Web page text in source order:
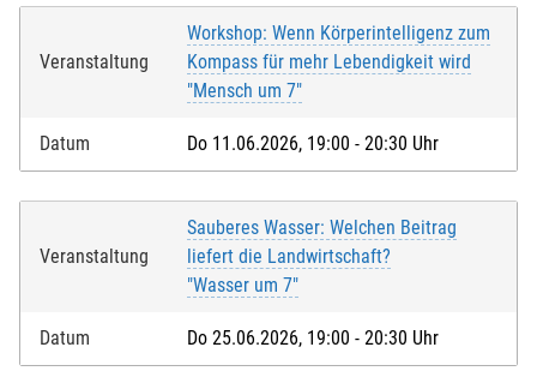
Veranstaltung
Workshop: Wenn Körperintelligenz zum
Kompass für mehr Lebendigkeit wird
"Mensch um 7"
Datum Do 11.06.2026, 19:00 - 20:30 Uhr
Veranstaltung
Sauberes Wasser: Welchen Beitrag
liefert die Landwirtschaft?
"Wasser um 7"
Datum Do 25.06.2026, 19:00 - 20:30 Uhr